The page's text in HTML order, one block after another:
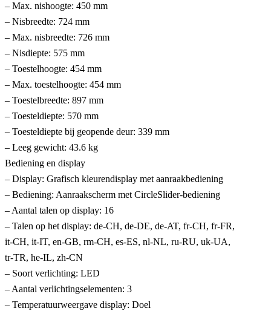
– Max. nishoogte: 450 mm
– Nisbreedte: 724 mm
– Max. nisbreedte: 726 mm
– Nisdiepte: 575 mm
– Toestelhoogte: 454 mm
– Max. toestelhoogte: 454 mm
– Toestelbreedte: 897 mm
– Toesteldiepte: 570 mm
– Toesteldiepte bij geopende deur: 339 mm
– Leeg gewicht: 43.6 kg
Bediening en display
– Display: Grafisch kleurendisplay met aanraakbediening
– Bediening: Aanraakscherm met CircleSlider-bediening
– Aantal talen op display: 16
– Talen op het display: de-CH, de-DE, de-AT, fr-CH, fr-FR,
it-CH, it-IT, en-GB, rm-CH, es-ES, nl-NL, ru-RU, uk-UA,
tr-TR, he-IL, zh-CN
– Soort verlichting: LED
– Aantal verlichtingselementen: 3
– Temperatuurweergave display: Doel